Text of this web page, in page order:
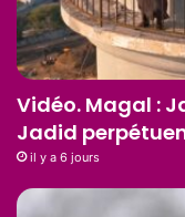
Vidéo. Magal :
Jadid
il y a 6 jours